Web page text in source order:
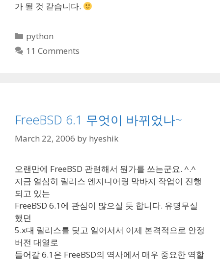
가 될 것 같습니다.
Categories
python
11 Comments
FreeBSD 6.1 무엇이 바뀌었나~
March 22, 2006 by hyeshik
오랜만에 FreeBSD 관련해서 뭔가를 쓰는군요. ^.^
지금 열심히 릴리스 엔지니어링 막바지 작업이 진행
되고 있는
FreeBSD 6.1에 관심이 많으실 듯 합니다. 유명무실
했던
5.x대 릴리스를 딪고 일어서서 이제 본격적으로 안정
버전 대열로
들어갈 6.1은 FreeBSD의 역사에서 매우 중요한 역할